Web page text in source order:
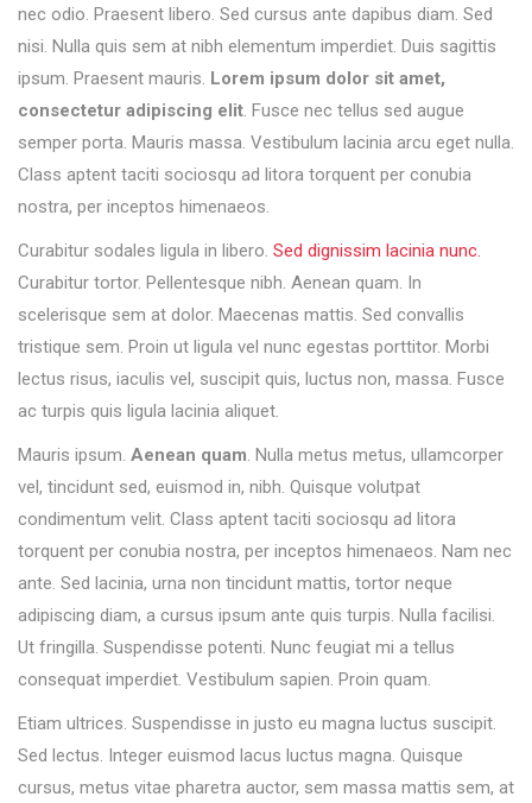
nec odio. Praesent libero. Sed cursus ante dapibus diam. Sed
nisi. Nulla quis sem at nibh elementum imperdiet. Duis sagittis
ipsum. Praesent mauris. Lorem ipsum dolor sit amet,
consectetur adipiscing elit. Fusce nec tellus sed augue
semper porta. Mauris massa. Vestibulum lacinia arcu eget nulla.
Class aptent taciti sociosqu ad litora torquent per conubia
nostra, per inceptos himenaeos.
Curabitur sodales ligula in libero. Sed dignissim lacinia nunc.
Curabitur tortor. Pellentesque nibh. Aenean quam. In
scelerisque sem at dolor. Maecenas mattis. Sed convallis
tristique sem. Proin ut ligula vel nunc egestas porttitor. Morbi
lectus risus, iaculis vel, suscipit quis, luctus non, massa. Fusce
ac turpis quis ligula lacinia aliquet.
Mauris ipsum. Aenean quam. Nulla metus metus, ullamcorper
vel, tincidunt sed, euismod in, nibh. Quisque volutpat
condimentum velit. Class aptent taciti sociosqu ad litora
torquent per conubia nostra, per inceptos himenaeos. Nam nec
ante. Sed lacinia, urna non tincidunt mattis, tortor neque
adipiscing diam, a cursus ipsum ante quis turpis. Nulla facilisi.
Ut fringilla. Suspendisse potenti. Nunc feugiat mi a tellus
consequat imperdiet. Vestibulum sapien. Proin quam.
Etiam ultrices. Suspendisse in justo eu magna luctus suscipit.
Sed lectus. Integer euismod lacus luctus magna. Quisque
cursus, metus vitae pharetra auctor, sem massa mattis sem, at